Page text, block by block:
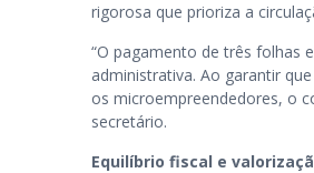
rigorosa que prioriza a
“O pagamento de três folhas
administrativa. Ao garantir
os microempreendedores, o
secretário.
Equilíbrio fiscal e